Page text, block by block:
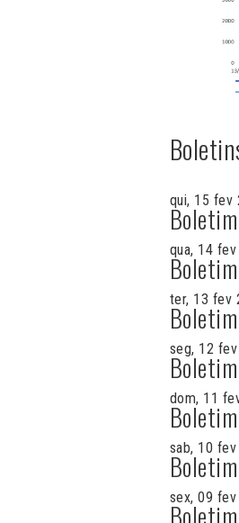
qui, 15 fev
qua, 14
ter, 13 fev
seg, 12
dom, 11
sab, 10
sex, 09